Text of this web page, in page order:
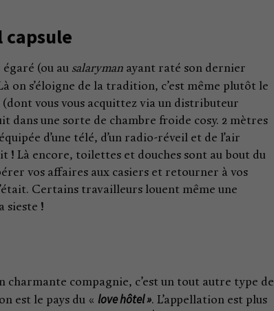
(ou au salaryman ayant raté son dernier
on s’éloigne de la tradition, c’est même plutôt le
vous vous acquittez via un distributeur
dans une sorte de chambre froide cosy. 2 mètres
d’une télé, d’un radio-réveil et de l’air
! Là encore, toilettes et douches sont au bout du
vos affaires aux casiers et retourner à vos
Certains travailleurs louent même une
sieste !
charmante compagnie, c’est un tout autre type de
est le pays du « love hôtel ». L’appellation est plus